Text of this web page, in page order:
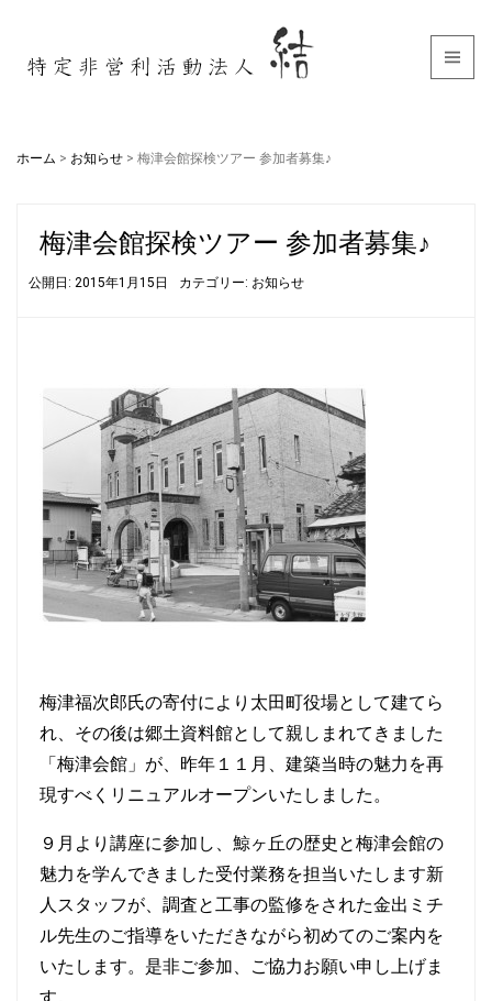
ホーム > お知らせ > 梅津会館探検ツアー 参加者募集♪
梅津会館探検ツアー 参加者募集♪
公開日: 2015年1月15日 カテゴリー: お知らせ
梅津福次郎氏の寄付により太田町役場として建てら
れ、その後は郷土資料館として親しまれてきました
「梅津会館」が、昨年１１月、建築当時の魅力を再
現すべくリニュアルオープンいたしました。
９月より講座に参加し、鯨ヶ丘の歴史と梅津会館の
魅力を学んできました受付業務を担当いたします新
人スタッフが、調査と工事の監修をされた金出ミチ
ル先生のご指導をいただきながら初めてのご案内を
いたします。是非ご参加、ご協力お願い申し上げま